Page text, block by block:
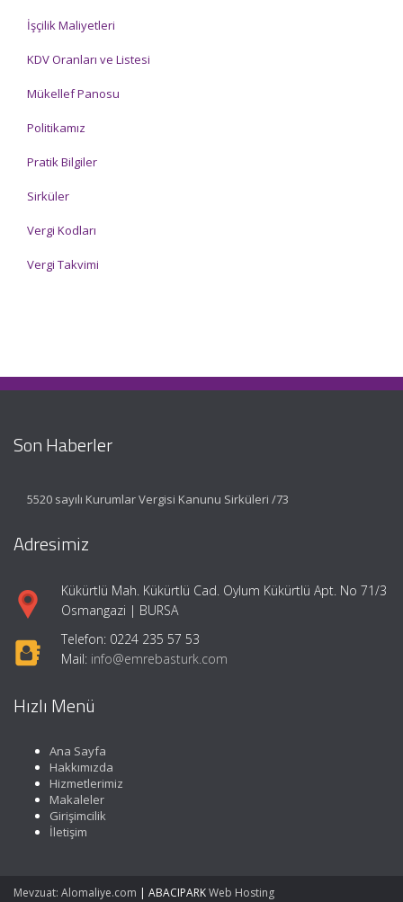
İşçilik Maliyetleri
KDV Oranları ve Listesi
Mükellef Panosu
Politikamız
Pratik Bilgiler
Sirküler
Vergi Kodları
Vergi Takvimi
Son Haberler
5520 sayılı Kurumlar Vergisi Kanunu Sirküleri /73
Adresimiz
Kükürtlü Mah. Kükürtlü Cad. Oylum Kükürtlü Apt. No 71/3
Osmangazi | BURSA
Telefon: 0224 235 57 53
Mail: info@emrebasturk.com
Hızlı Menü
Ana Sayfa
Hakkımızda
Hizmetlerimiz
Makaleler
Girişimcilik
İletişim
Mevzuat: Alomaliye.com | ABACIPARKWeb Hosting